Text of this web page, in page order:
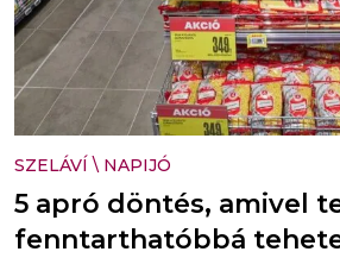
SZELÁVÍ \ NAPIJÓ
5 apró döntés, amivel
fenntarthatóbbá